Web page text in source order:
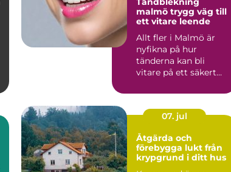
malmö trygg väg till
ett vitare leende
Allt fler i Malmö är
nyfikna på hur
tänderna kan bli
vitare på ett säkert
r...
07. jul
Åtgärda och
förebygga lukt från
krypgrund i ditt hus